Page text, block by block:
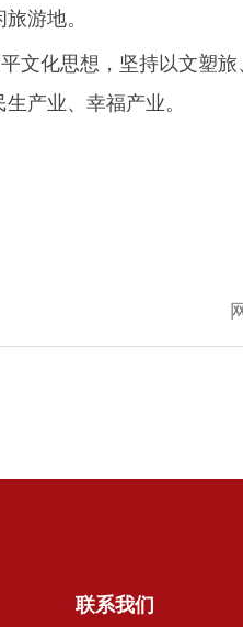
游地。
文化思想，坚持以文塑旅
产业、幸福产业。
联系我们